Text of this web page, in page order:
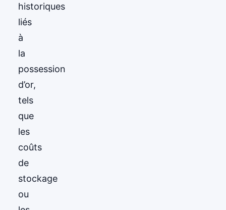
historiques
liés
à
la
possession
d’or,
tels
que
les
coûts
de
stockage
ou